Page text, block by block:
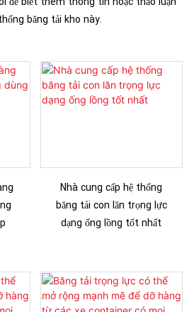
băng tải kho này.
Nhà cung cấp hệ thống
băng tải con lăn trọng lực
dạng ống lồng tốt nhất